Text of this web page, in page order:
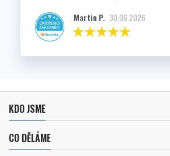
Martin P. 30.06.2026
KDO JSME
CO DĚLÁME